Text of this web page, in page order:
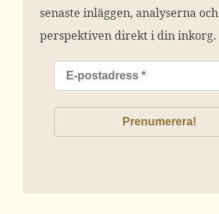
senaste inläggen, analyserna och
perspektiven direkt i din inkorg.